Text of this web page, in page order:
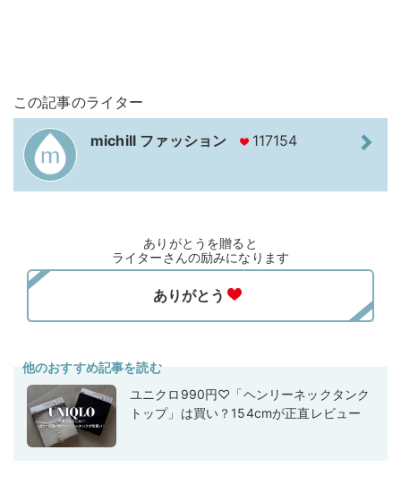
この記事のライター
michill ファッション 117154
ありがとうを贈ると
ライターさんの励みになります
他のおすすめ記事を読む
ユニクロ990円♡「ヘンリーネックタンク
トップ」は買い？154cmが正直レビュー